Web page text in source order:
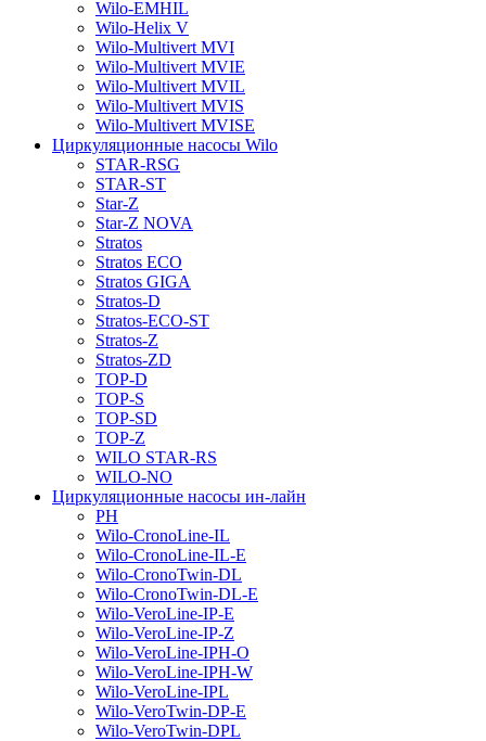
Wilo-EMHIL
Wilo-Helix V
Wilo-Multivert MVI
Wilo-Multivert MVIE
Wilo-Multivert MVIL
Wilo-Multivert MVIS
Wilo-Multivert MVISE
Циркуляционные насосы Wilo
STAR-RSG
STAR-ST
Star-Z
Star-Z NOVA
Stratos
Stratos ECO
Stratos GIGA
Stratos-D
Stratos-ECO-ST
Stratos-Z
Stratos-ZD
TOP-D
TOP-S
TOP-SD
TOP-Z
WILO STAR-RS
WILO-NO
Циркуляционные насосы ин-лайн
PH
Wilo-CronoLine-IL
Wilo-CronoLine-IL-E
Wilo-CronoTwin-DL
Wilo-CronoTwin-DL-E
Wilo-VeroLine-IP-E
Wilo-VeroLine-IP-Z
Wilo-VeroLine-IPH-O
Wilo-VeroLine-IPH-W
Wilo-VeroLine-IPL
Wilo-VeroTwin-DP-E
Wilo-VeroTwin-DPL